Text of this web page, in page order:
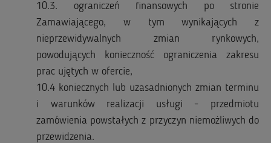
10.3. ograniczeń finansowych po stronie
Zamawiającego, w tym wynikających z
nieprzewidywalnych zmian rynkowych,
powodujących konieczność ograniczenia zakresu
prac ujętych w ofercie,
10.4 koniecznych lub uzasadnionych zmian terminu
i warunków realizacji usługi - przedmiotu
zamówienia powstałych z przyczyn niemożliwych do
przewidzenia.